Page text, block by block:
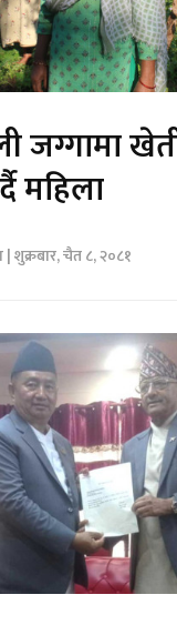
जग्गामा
महिला
शुक्रबार, चैत ८, २०८१